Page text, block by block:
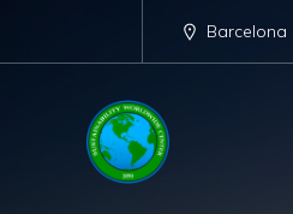
Barcelona